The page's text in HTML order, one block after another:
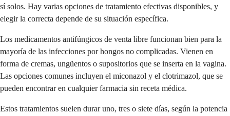
sí solos. Hay varias opciones de tratamiento efectivas disponibles, y
elegir la correcta depende de su situación específica.
Los medicamentos antifúngicos de venta libre funcionan bien para la
mayoría de las infecciones por hongos no complicadas. Vienen en
forma de cremas, ungüentos o supositorios que se inserta en la vagina.
Las opciones comunes incluyen el miconazol y el clotrimazol, que se
pueden encontrar en cualquier farmacia sin receta médica.
Estos tratamientos suelen durar uno, tres o siete días, según la potencia